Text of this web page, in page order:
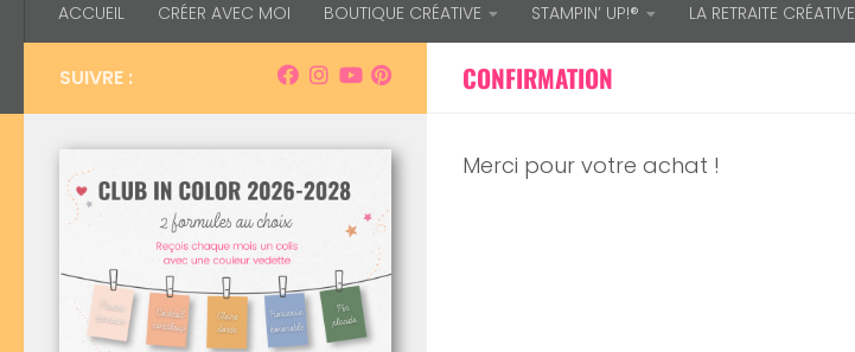
ACCUEIL CRÉER AVEC MOI BOUTIQUE CRÉATIVE STAMPIN’ UP!® LA RETRAITE CRÉATIVE
CONFIRMATION
Merci pour votre achat !
SUIVRE :